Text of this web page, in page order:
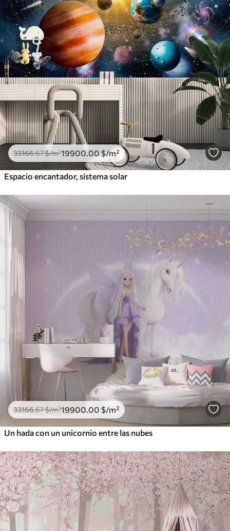
33166.67$/m²19900.00 $/m²
Espacio encantador, sistema solar
33166.67$/m²19900 .00 $/m²
Un hada con un unicornio entre las nubes